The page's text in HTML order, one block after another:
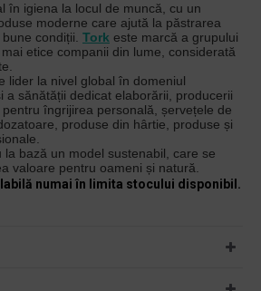
în igiena la locul de muncă, cu un
moderne care ajută la păstrarea
condiții. Tork este marcă a grupului
etice companii din lume, considerată
lider la nivel global în domeniul
a sănătății dedicat elaborării, producerii
îngrijirea personală, șervețele de
produse din hârtie, produse și
la bază un model sustenabil, care se
valoare pentru oameni și natură.
numai în limita stocului disponibil.